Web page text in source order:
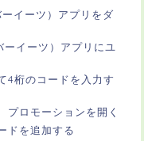
イーツ）アプリをダ
イーツ）アプリにユ
4桁のコードを入力す
プロモーションを開く
ドを追加する